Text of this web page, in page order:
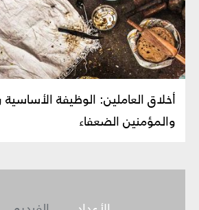
أخلاق العاملين‏: الوظيفة الأساسية
والمؤمنين الضعفاء